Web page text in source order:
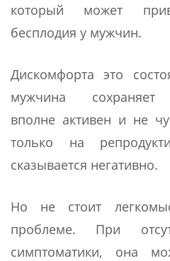
который может
бесплодия у мужчин.
Дискомфорта это
мужчина сохраняет
вполне активен и не
только на
сказывается негативно.
Но не стоит
проблеме. При
симптоматики, она